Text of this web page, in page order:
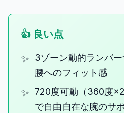
👍 良い点
3ゾーン動的ランバ
腰へのフィット感
720度可動（360度
で自由自在な腕のサ